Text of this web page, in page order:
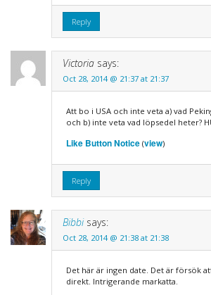
Reply
Victoria says:
Oct 28, 2014 @ 21:37 at 21:37
Att bo i USA och inte veta a) vad
och b) inte veta vad löpsedel heter?
Like Button Notice(view)
Reply
Bibbi says:
Oct 28, 2014 @ 21:38 at 21:38
Det här är ingen date. Det är försök
direkt. Intrigerande markatta.